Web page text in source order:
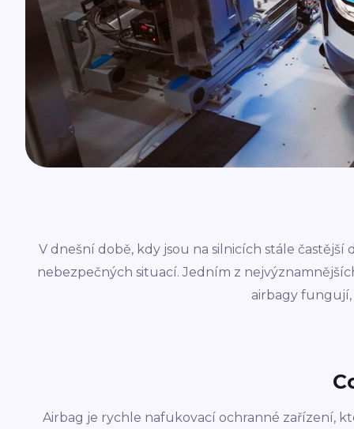
V dnešní době, kdy jsou na silnicích stále
nebezpečných situací. Jedním z
airbagy fungují,
Airbag je rychle nafukovací ochranné zařízení,